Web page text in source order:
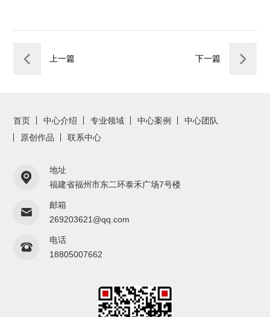
上一篇 下一篇
首页 中心介绍 专业领域 中心案例
中心团队
原创作品
联系中心
地址
福建省福州市东二环泰禾广场7号楼
邮箱
269203621@qq.com
电话
18805007662